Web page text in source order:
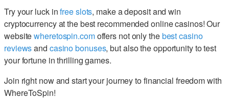
Try your luck infree slots, make a deposit and win
cryptocurrency at the best recommended online casinos! Our
websitewheretospin.comoffers not only thebest casino
reviewsand casino bonuses, but also the opportunity to test
your fortune in thrilling games.
Join right now and start your journey to financial freedom with
WhereToSpin!